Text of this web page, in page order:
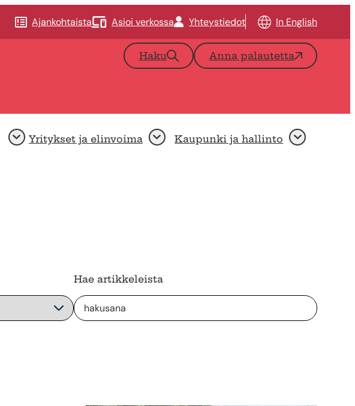
Ajankohtaista
Asioi verkossa Yhteystiedot In English
Haku Anna palautetta
AvaaYritykset ja elinvoima AvaaKaupunki ja hallinto Avaa
Hae artikkeleista